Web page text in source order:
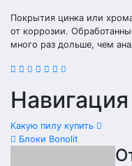
Покрытия цинка или
от коррозии.
много раз дольше, чем
Какую пилу купить
Блоки Bonolit